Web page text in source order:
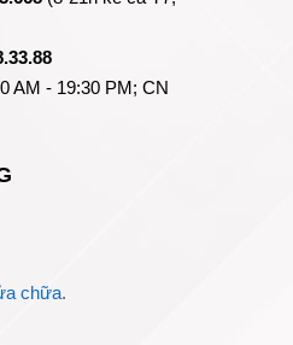
AM - 19:30 PM; CN
chữa.